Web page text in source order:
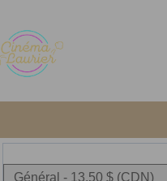
Général - 13.50 $ (CDN)